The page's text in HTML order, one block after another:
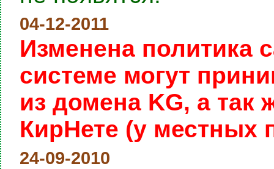
04-12-2011
Изменена политика
системе могут
из домена KG, а
КирНете (у местных
24-09-2010